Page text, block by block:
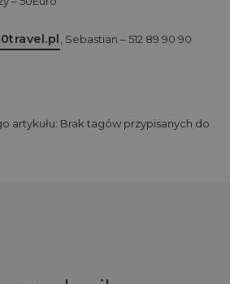
, Sebastian – 512 89 90 90
artykułu: Brak tagów przypisanych do